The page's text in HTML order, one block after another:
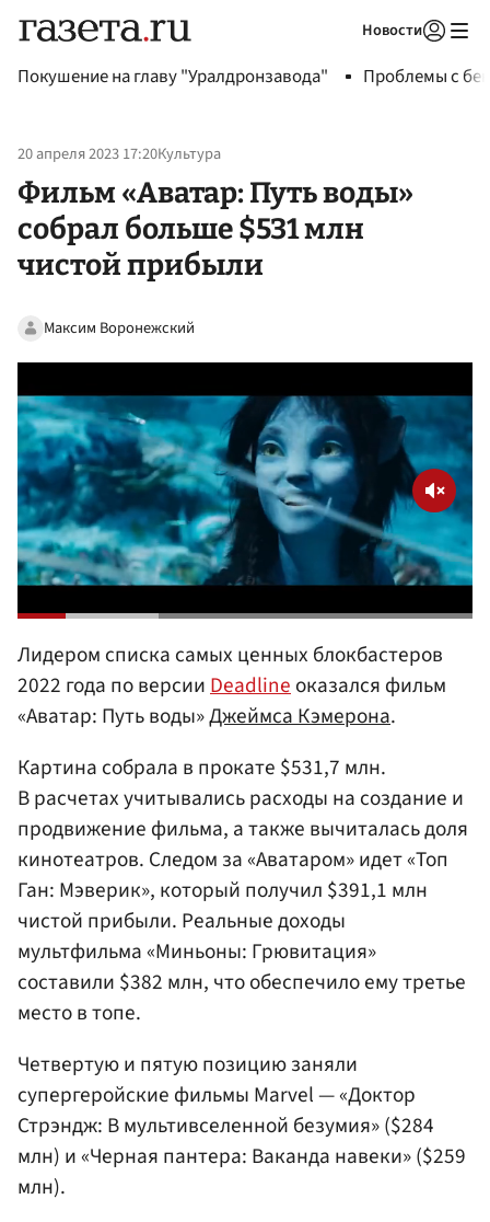
Новости
Покушение на главу "Уралдронзавода" Проблемы с
20 апреля 2023 17:20Культура
Фильм «Аватар: Путь воды»
собрал больше $531 млн
чистой прибыли
Максим Воронежский
Лидером списка самых ценных блокбастеров
2022 года по версииDeadlineоказался фильм
«Аватар: Путь воды»Джеймса Кэмерона.
Картина собрала в прокате $531,7 млн.
В расчетах учитывались расходы на создание и
продвижение фильма, а также вычиталась доля
кинотеатров. Следом за «Аватаром» идет «Топ
Ган: Мэверик», который получил $391,1 млн
чистой прибыли. Реальные доходы
мультфильма «Миньоны: Грювитация»
составили $382 млн, что обеспечило ему третье
место в топе.
Четвертую и пятую позицию заняли
супергеройские фильмы Marvel — «Доктор
Стрэндж: В мультивселенной безумия» ($284
млн) и «Черная пантера: Ваканда навеки» ($259
млн).